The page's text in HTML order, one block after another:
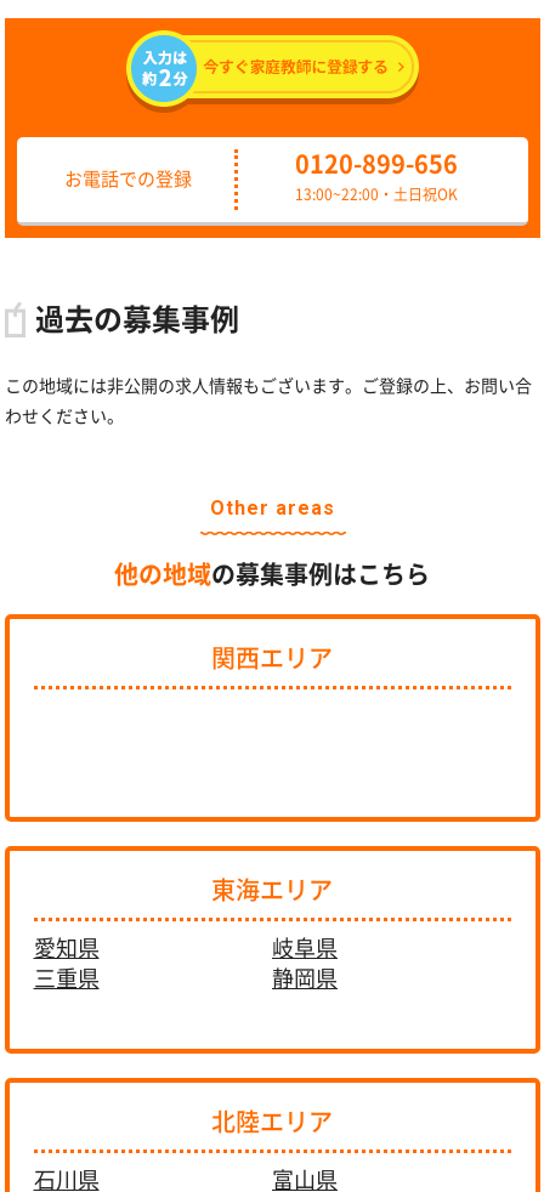
お電話での登録
0120-899-656
13:00~22:00・土日祝OK
過去の募集事例
この地域には非公開の求人情報もございます。ご登録の上、お問い合
わせください。
Other areas
他の地域の募集事例はこちら
関西エリア
東海エリア
愛知県
岐阜県
三重県
静岡県
北陸エリア
石川県
富山県